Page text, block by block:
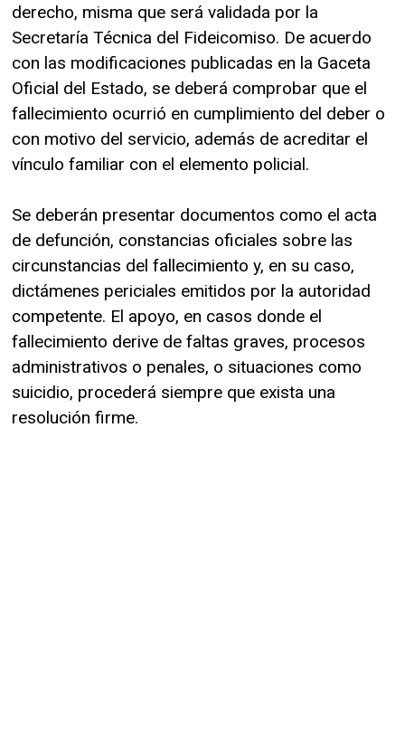
derecho, misma que será validada por la
Secretaría Técnica del Fideicomiso. De acuerdo
con las modificaciones publicadas en la Gaceta
Oficial del Estado, se deberá comprobar que el
fallecimiento ocurrió en cumplimiento del deber o
con motivo del servicio, además de acreditar el
vínculo familiar con el elemento policial.
Se deberán presentar documentos como el acta
de defunción, constancias oficiales sobre las
circunstancias del fallecimiento y, en su caso,
dictámenes periciales emitidos por la autoridad
competente. El apoyo, en casos donde el
fallecimiento derive de faltas graves, procesos
administrativos o penales, o situaciones como
suicidio, procederá siempre que exista una
resolución firme.